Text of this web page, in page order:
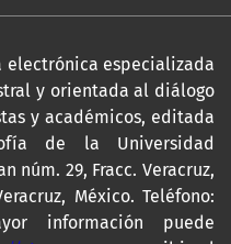
electrónica especializada
y orientada al diálogo
y académicos, editada
de la Universidad
núm. 29, Fracc. Veracruz,
México. Teléfono:
información puede